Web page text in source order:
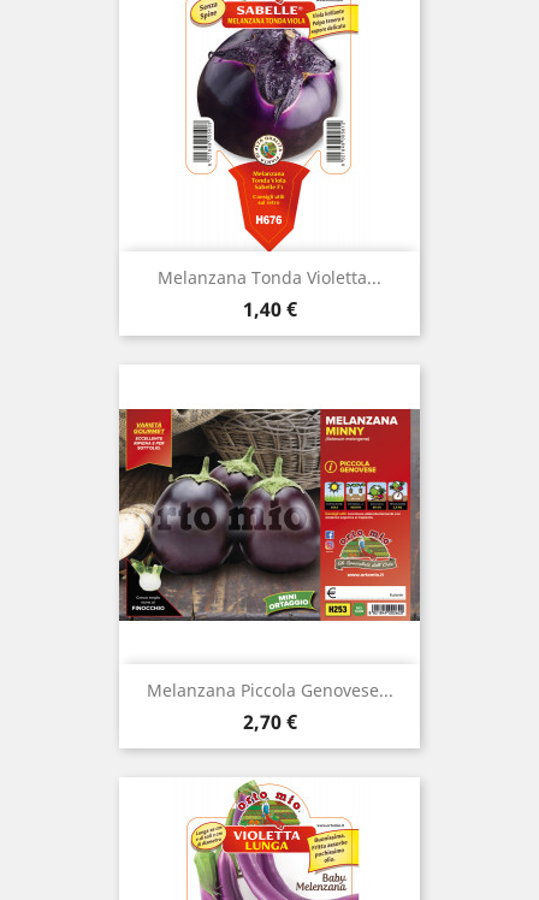
Melanzana Tonda Violetta...
Prezzo
1,40 €
Melanzana Piccola Genovese...
Prezzo
2,70 €